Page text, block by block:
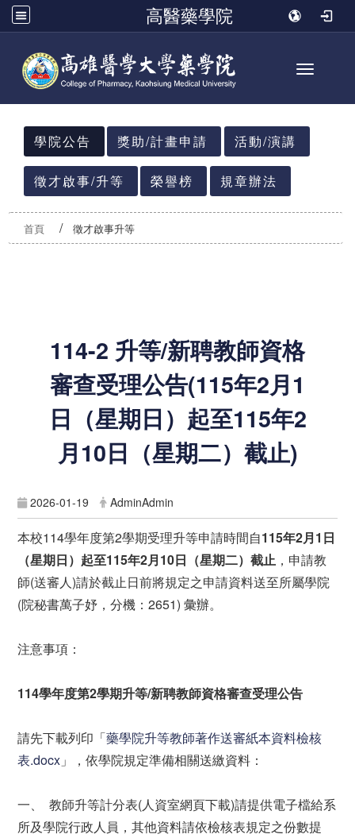
高醫藥學院
Toggle
:::
學院公告
獎助/計畫申請 活動/演講
徵才啟事/升等 榮譽榜 規章辦法
首頁 徵才啟事升等
114-2 升等/新聘教師資格
審查受理公告(115年2月1
日（星期日）起至115年2
月10日（星期二）截止)
2026-01-19 AdminAdmin
本校114學年度第2學期受理升等申請時間自115年2月1 日
（星期日）起至115年2月10日（星期二）截止 ，申請教
師(送審人)請於截止日前將規定之申請資料送至所屬學院
(院秘書萬子妤，分機：2651) 彙辦。
注意事項：
114學年度第2學期升等/新聘教師資格審查受理公告
請先下載列印「藥學院升等教師著作送審紙本資料檢核
表.docx 」，依學院規定準備相關送繳資料：
一、 教師升等計分表(人資室網頁下載)請提供電子檔給系
所及學院行政人員，其他資料請依檢核表規定之份數提